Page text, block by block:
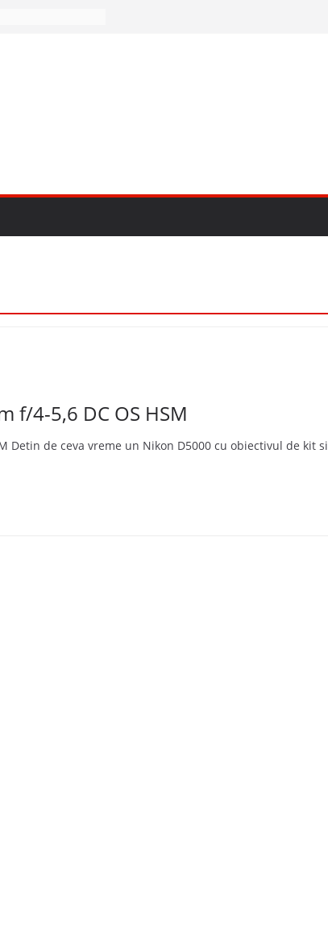
f/4-5,6 DC OS HSM
Detin de ceva vreme un Nikon D5000 cu obiectivul de kit si